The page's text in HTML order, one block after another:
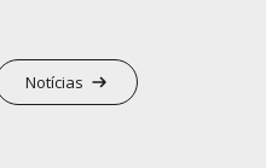
Notícias